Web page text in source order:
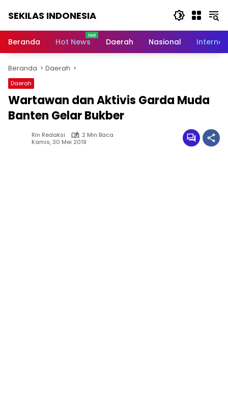
SEKILAS INDONESIA
Terkini,
Latest
World,
Headlines,
News
Today
Beranda Hot News Daerah Nasional
Beranda Daerah
Daerah
Wartawan dan Aktivis Garda Muda
Banten Gelar Bukber
Rin Redaksi
2 Min Baca
Kamis, 30 Mei 2019